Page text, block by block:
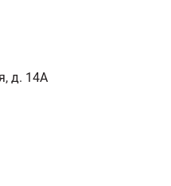
д. 14А